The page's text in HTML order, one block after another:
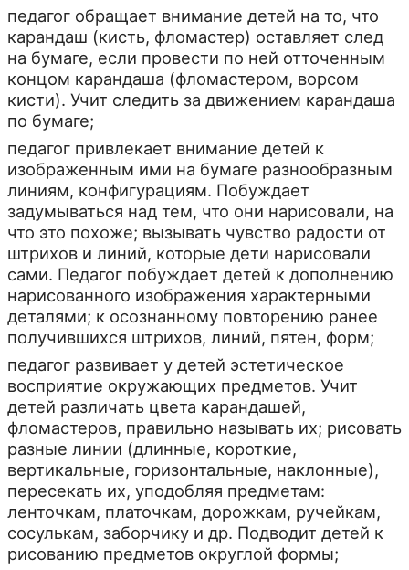
педагог обращает внимание детей на то, что
карандаш (кисть, фломастер) оставляет след
на бумаге, если провести по ней отточенным
концом карандаша (фломастером, ворсом
кисти). Учит следить за движением карандаша
по бумаге;
педагог привлекает внимание детей к
изображенным ими на бумаге разнообразным
линиям, конфигурациям. Побуждает
задумываться над тем, что они нарисовали, на
что это похоже; вызывать чувство радости от
штрихов и линий, которые дети нарисовали
сами. Педагог побуждает детей к дополнению
нарисованного изображения характерными
деталями; к осознанному повторению ранее
получившихся штрихов, линий, пятен, форм;
педагог развивает у детей эстетическое
восприятие окружающих предметов. Учит
детей различать цвета карандашей,
фломастеров, правильно называть их; рисовать
разные линии (длинные, короткие,
вертикальные, горизонтальные, наклонные),
пересекать их, уподобляя предметам:
ленточкам, платочкам, дорожкам, ручейкам,
сосулькам, заборчику и др. Подводит детей к
рисованию предметов округлой формы;